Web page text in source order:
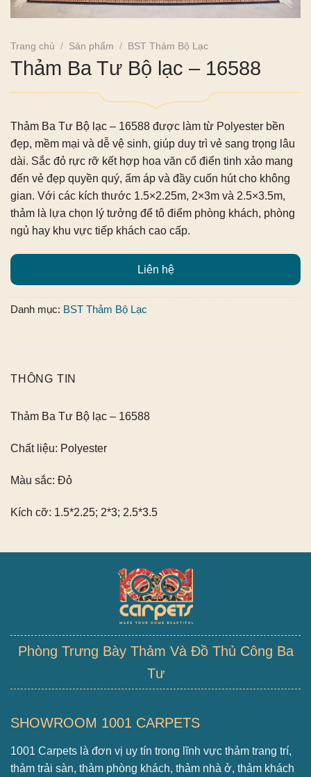
Trang chủ / Sản phẩm / BST Thảm Bộ Lạc
Thảm Ba Tư Bộ lạc – 16588
Thảm Ba Tư Bộ lạc – 16588 được làm từ Polyester bền
đẹp, mềm mại và dễ vệ sinh, giúp duy trì vẻ sang trọng lâu
dài. Sắc đỏ rực rỡ kết hợp hoa văn cổ điển tinh xảo mang
đến vẻ đẹp quyền quý, ấm áp và đầy cuốn hút cho không
gian. Với các kích thước 1.5×2.25m, 2×3m và 2.5×3.5m,
thảm là lựa chọn lý tưởng để tô điểm phòng khách, phòng
ngủ hay khu vực tiếp khách cao cấp.
Liên hệ
Danh mục: BST Thảm Bộ Lạc
THÔNG TIN
Thảm Ba Tư Bộ lạc – 16588
Chất liệu: Polyester
Màu sắc: Đỏ
Kích cỡ: 1.5*2.25; 2*3; 2.5*3.5
Phòng Trưng Bày Thảm Và Đồ Thủ Công Ba
Tư
SHOWROOM 1001 CARPETS
1001 Carpets là đơn vị uy tín trong lĩnh vực thảm trang trí,
thảm trải sàn, thảm phòng khách, thảm nhà ở, thảm khách